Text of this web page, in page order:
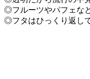
◎フルーツやパフェな
◎フタはひっくり返し